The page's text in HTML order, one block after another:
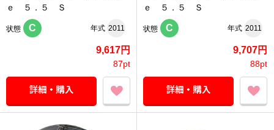
ｅ ５．５ Ｓ
状態 C 年式 2011
9,617円
87pt
ｅ ５．５ Ｓ
状態 C 年式 2011
9,707円
88pt